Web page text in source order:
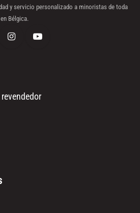
y servicio personalizado a minoristas de toda
Bélgica.